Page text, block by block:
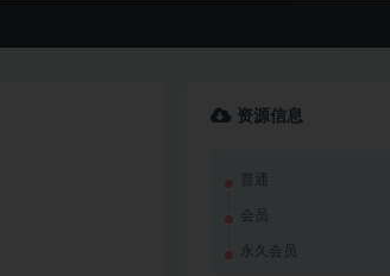
资源信息
普通
会员
永久会员